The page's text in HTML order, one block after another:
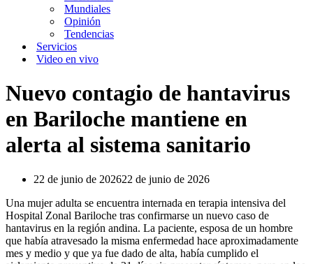
Mundiales
Opinión
Tendencias
Servicios
Video en vivo
Nuevo contagio de hantavirus
en Bariloche mantiene en
alerta al sistema sanitario
22 de junio de 202622 de junio de 2026
Una mujer adulta se encuentra internada en terapia intensiva del
Hospital Zonal Bariloche tras confirmarse un nuevo caso de
hantavirus en la región andina. La paciente, esposa de un hombre
que había atravesado la misma enfermedad hace aproximadamente
mes y medio y que ya fue dado de alta, había cumplido el